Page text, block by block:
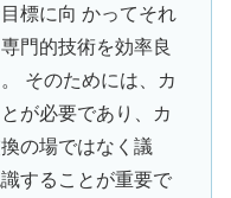
標に向 かってそれ
門的技術を効率良
そのためには、カ
が必要であり、カ
の場ではなく議
することが重要で